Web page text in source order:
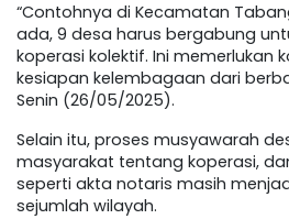
“Contohnya di Kecamatan
ada, 9 desa harus bergabung
koperasi kolektif. Ini memerlukan
kesiapan kelembagaan dari
Senin (26/05/2025).
Selain itu, proses musyawarah
masyarakat tentang koperasi,
seperti akta notaris masih
sejumlah wilayah.